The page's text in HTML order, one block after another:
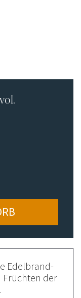
Edelbrand-
Früchten der